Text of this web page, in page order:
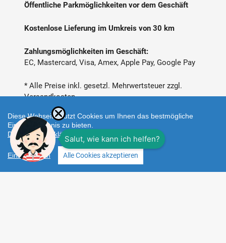
Öffentliche Parkmöglichkeiten vor dem Geschäft
Kostenlose Lieferung im Umkreis von 30 km
Zahlungsmöglichkeiten im Geschäft:
EC, Mastercard, Visa, Amex, Apple Pay, Google Pay
* Alle Preise inkl. gesetzl. Mehrwertsteuer zzgl.
Versandkosten
Zahlungsarten
Diese Webseite nutzt Cookies um Ihnen das bestmögliche
Einkaufserlebnis zu bieten.
Datenschutzerklärung
Einstellungen Alle Cookies akzeptieren